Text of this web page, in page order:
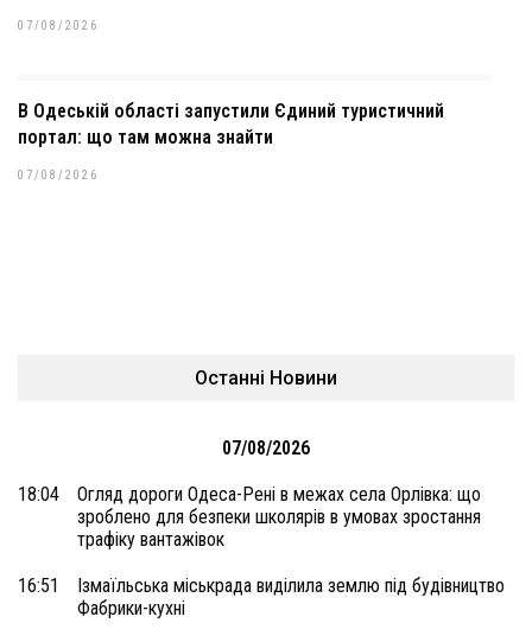
07/08/2026
В Одеській області запустили Єдиний туристичний
портал: що там можна знайти
07/08/2026
Останні Новини
07/08/2026
18:04
Огляд дороги Одеса-Рені в межах села Орлівка: що
зроблено для безпеки школярів в умовах зростання
трафіку вантажівок
16:51
Ізмаїльська міськрада виділила землю під будівництво
Фабрики-кухні